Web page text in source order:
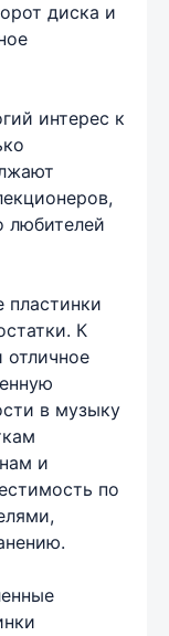
диска и
интерес к
любителей
пластинки
К
в музыку
и
по